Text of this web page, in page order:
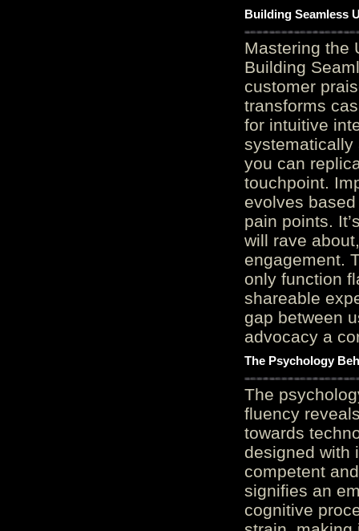
Building Seamless
Mastering the
Building
customer
transforms
for intuitive
systematically
you can
touchpoint.
evolves
pain points.
will rave
engagement.
only function
shareable
gap between
advocacy a
The Psychology
The
fluency
towards
designed with
competent
signifies an
cognitive